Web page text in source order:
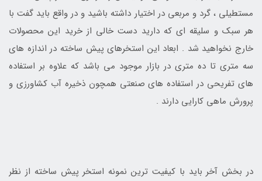
مستطیلی ، گرد و مربعی در اختیار داشته باشید و در واقع باید گفت با
هر سبک و سلیقه ای که دارید دست خالی از خرید این محصولات
خارج نخواهید شد . ابعاد این استخرهای پیش ساخته در اندازه های
سه متری تا ده متری در بازار موجود می باشد که علاوه بر استفاده
های تفریحی در استفاده های صنعتی همچون ذخیره آب کشاورزی و
پرورش ماهی کارایی دارند .
در بخش آخر باید با کیفیت ترین نمونه استخر پیش ساخته از نظر